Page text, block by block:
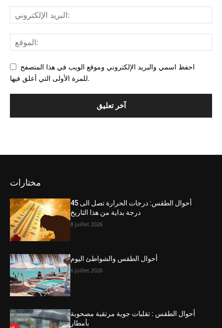
احفظ اسمي والبريد الإلكتروني وموقع الويب في هذا المتصفح
للمرة الأولى التي أعلق فيها.
مختارات
أحوال الطقس: درجات الحرارة تصل الى 45
درجة بداية من هذا التاريخ
8 juillet 2026
أحوال الطقس والشواطئ اليوم
6 juillet 2026
أحوال الطقس : تقلبات جوية مرتقبة مصحوبة
بأمطار